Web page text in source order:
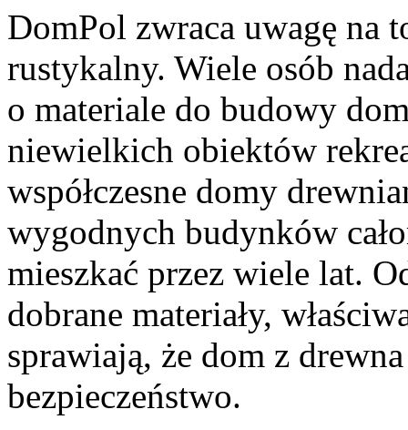
DomPol zwraca uwagę na
rustykalny. Wiele osób
o materiale do budowy
niewielkich obiektów
współczesne domy
wygodnych budynków
mieszkać przez wiele lat.
dobrane materiały,
sprawiają, że dom z
bezpieczeństwo.